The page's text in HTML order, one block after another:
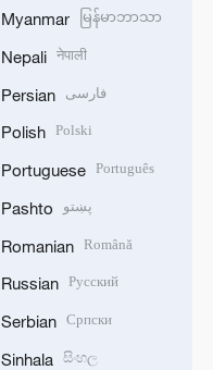
Myanmar မြန်မာဘာသာ
Nepali नेपाली
Persian فارسی
Polish Polski
Portuguese Português
Pashto پښتو
Romanian Română
Russian Русский
Serbian Српски
Sinhala සිංහල